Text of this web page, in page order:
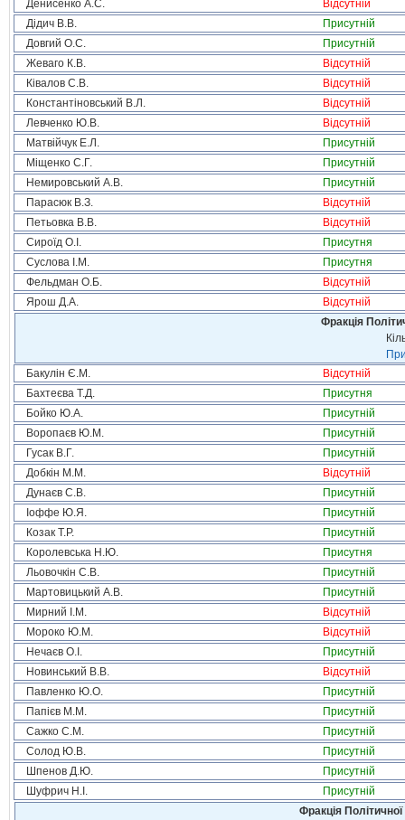
Денисенко А.С.
Відсутній
Дідич В.В.
Присутній
Довгий О.С.
Присутній
Жеваго К.В.
Відсутній
Ківалов С.В.
Відсутній
Константіновський В.Л.
Відсутній
Левченко Ю.В.
Відсутній
Матвійчук Е.Л.
Присутній
Міщенко С.Г.
Присутній
Немировський А.В.
Присутній
Парасюк В.З.
Відсутній
Петьовка В.В.
Відсутній
Сироїд О.І.
Присутня
Суслова І.М.
Присутня
Фельдман О.Б.
Відсутній
Ярош Д.А.
Відсутній
Фракція
Бакулін Є.М.
Відсутній
Бахтеєва Т.Д.
Присутня
Бойко Ю.А.
Присутній
Воропаєв Ю.М.
Присутній
Гусак В.Г.
Присутній
Добкін М.М.
Відсутній
Дунаєв С.В.
Присутній
Іоффе Ю.Я.
Присутній
Козак Т.Р.
Присутній
Королевська Н.Ю.
Присутня
Льовочкін С.В.
Присутній
Мартовицький А.В.
Присутній
Мирний І.М.
Відсутній
Мороко Ю.М.
Відсутній
Нечаєв О.І.
Присутній
Новинський В.В.
Відсутній
Павленко Ю.О.
Присутній
Папієв М.М.
Присутній
Сажко С.М.
Присутній
Солод Ю.В.
Присутній
Шпенов Д.Ю.
Присутній
Шуфрич Н.І.
Присутній
Фракція